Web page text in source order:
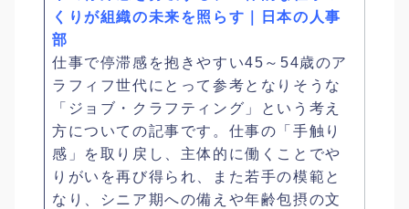
くりが組織の未来を照らす｜日本の人事
部
仕事で停滞感を抱きやすい45～54歳のア
ラフィフ世代にとって参考となりそうな
「ジョブ・クラフティング」という考え
方についての記事です。仕事の「手触り
感」を取り戻し、主体的に働くことでや
りがいを再び得られ、また若手の模範と
なり、シニア期への備えや年齢包摂の文